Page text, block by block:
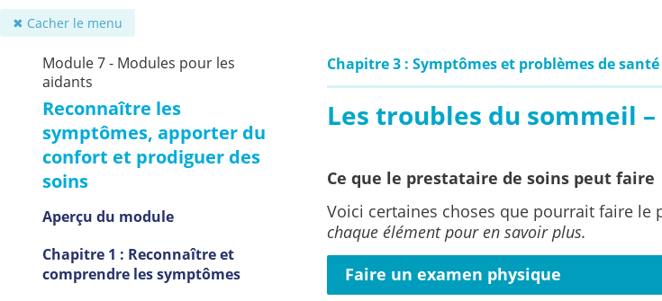
✖ Cacher le menu
Module 7 - Modules pour les
aidants
Reconnaître les
symptômes, apporter du
confort et prodiguer des
soins
Aperçu du module
Chapitre 1 : Reconnaître et
comprendre les symptômes
Chapitre 3 : Symptômes et problèmes de santé
Les troubles du sommeil
Ce que le prestataire de soins peut faire
Voici certaines choses que pourrait faire le
chaque élément pour en savoir plus.
Faire un examen physique